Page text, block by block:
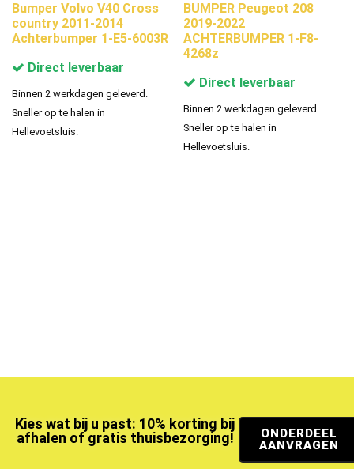
Bumper Volvo V40 Cross
country 2011-2014
Achterbumper 1-E5-6003R
Direct leverbaar
Binnen 2 werkdagen geleverd.
Sneller op te halen in
Hellevoetsluis.
BUMPER Peugeot 208
2019-2022
ACHTERBUMPER 1-F8-
4268z
Direct leverbaar
Binnen 2 werkdagen geleverd.
Sneller op te halen in
Hellevoetsluis.
Kies wat bij u past: 10% korting bij
afhalen of gratis thuisbezorging!
ONDERDEEL
AANVRAGEN